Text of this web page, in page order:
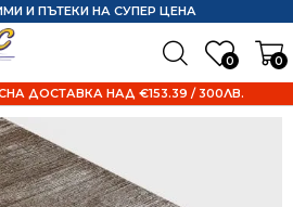
0 0
И ПЪТЕКИ НА СУПЕР ЦЕНА
ДОСТАВКА НАД €153.39 / 300ЛВ.